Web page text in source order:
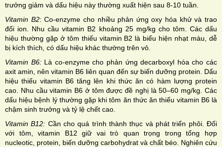
trưởng giảm và dấu hiệu này thường xuất hiện sau 8-10 tuần.
Vitamin B2: Co-enzyme cho nhiều phản ứng oxy hóa khử và trao
đổi ion. Nhu cầu vitamin B2 khoảng 25 mg/kg cho tôm. Các dấu
hiệu thường gặp ở tôm thiếu vitamin B2 là biểu hiện nhạt màu, dễ
bị kích thích, có dấu hiệu khác thường trên vỏ.
Vitamin B6: Là co-enzyme cho phản ứng decarboxyl hóa cho các
axit amin, nên vitamin B6 liên quan đến sự biến dưỡng protein. Dấu
hiệu thiếu vitamin B6 tăng lên khi thức ăn có hàm lượng protein
cao. Nhu cầu vitamin B6 ở tôm được đề nghị là 50–60 mg/kg. Các
dấu hiệu bệnh lý thường gặp khi tôm ăn thức ăn thiếu vitamin B6 là
chậm sinh trưởng và tỷ lệ chết cao.
Vitamin B12: Cần cho quá trình thành thục và phát triển phôi. Đối
với tôm, vitamin B12 giữ vai trò quan trọng trong tổng hợp
nucleotic, protein, biến dưỡng carbohydrat và chất béo. Nghiên cứu